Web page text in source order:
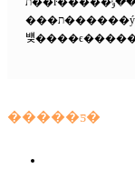
���ת������ý��֮���������ϊ�����ṩ��ѷ���������ȩ��λ����˲����ڱ������������
뱾
�����ƽ�